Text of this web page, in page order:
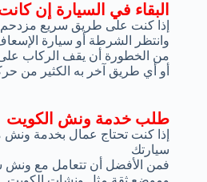
البقاء في السيارة إن
إذا كنت على طريق سريع
وانتظر الشرطة أو سيارة
من الخطورة أن يقف الركاب
أو أي طريق آخر به الكثير من
طلب خدمة ونش الكويت
إذا كنت تحتاج عمال بخدمة
سيارتك
فمن الأفضل أن تتعامل مع